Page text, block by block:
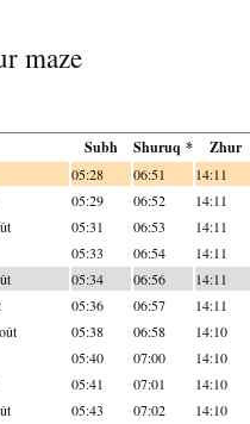
maze
Subh Shuruq * Zhur
05:28 06:51 14:11
05:29 06:52 14:11
05:31 06:53 14:11
05:33 06:54 14:11
05:34 06:56 14:11
05:36 06:57 14:11
05:38 06:58 14:10
05:40 07:00 14:10
05:41 07:01 14:10
05:43 07:02 14:10